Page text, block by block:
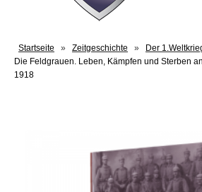
Startseite » Zeitgeschichte » Der
Die Feldgrauen. Leben, Kämpfen und Sterben
1918